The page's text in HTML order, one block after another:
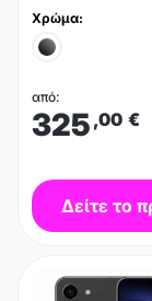
Χρώμα:
από:
325 ,00 €
Δείτε το